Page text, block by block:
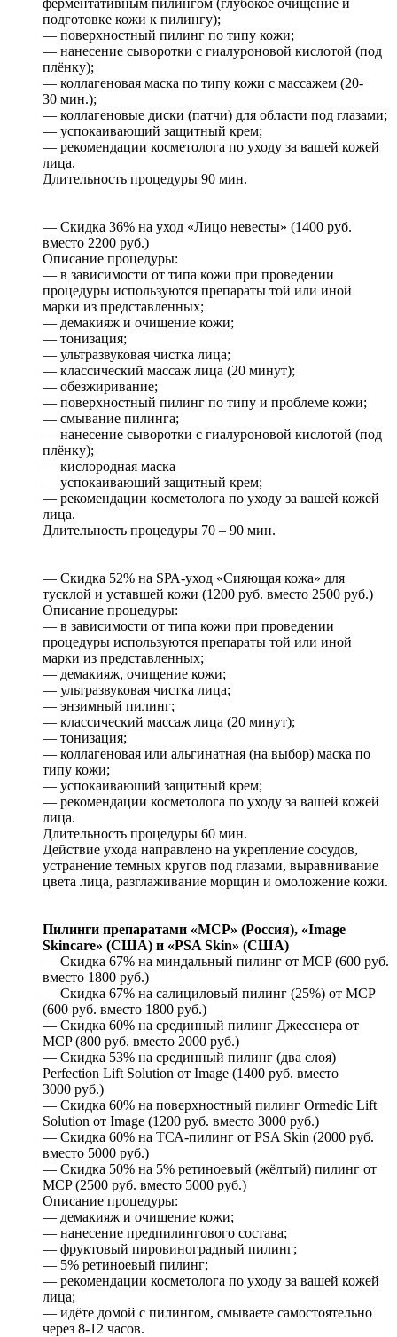
подготовке кожи к пилингу);
— поверхностный пилинг по типу кожи;
— нанесение сыворотки с гиалуроновой кислотой (под
плёнку);
— коллагеновая маска по типу кожи с массажем (20-
30 мин.);
— коллагеновые диски (патчи) для области под глазами;
— успокаивающий защитный крем;
— рекомендации косметолога по уходу за вашей кожей
лица.
Длительность процедуры 90 мин.
— Скидка 36% на уход «Лицо невесты» (1400 руб.
вместо 2200 руб.)
Описание процедуры:
— в зависимости от типа кожи при проведении
процедуры используются препараты той или иной
марки из представленных;
— демакияж и очищение кожи;
— тонизация;
— ультразвуковая чистка лица;
— классический массаж лица (20 минут);
— обезжиривание;
— поверхностный пилинг по типу и проблеме кожи;
— смывание пилинга;
— нанесение сыворотки с гиалуроновой кислотой (под
плёнку);
— кислородная маска
— успокаивающий защитный крем;
— рекомендации косметолога по уходу за вашей кожей
лица.
Длительность процедуры 70 – 90 мин.
— Скидка 52% на SРА-уход «Сияющая кожа» для
тусклой и уставшей кожи (1200 руб. вместо 2500 руб.)
Описание процедуры:
— в зависимости от типа кожи при проведении
процедуры используются препараты той или иной
марки из представленных;
— демакияж, очищение кожи;
— ультразвуковая чистка лица;
— энзимный пилинг;
— классический массаж лица (20 минут);
— тонизация;
— коллагеновая или альгинатная (на выбор) маска по
типу кожи;
— успокаивающий защитный крем;
— рекомендации косметолога по уходу за вашей кожей
лица.
Длительность процедуры 60 мин.
Действие ухода направлено на укрепление сосудов,
устранение темных кругов под глазами, выравнивание
цвета лица, разглаживание морщин и омоложение кожи.
Пилинги препаратами «MCP» (Россия), «Image
Skincare» (США) и «PSA Skin» (США)
— Скидка 67% на миндальный пилинг от MCP (600 руб.
вместо 1800 руб.)
— Скидка 67% на салициловый пилинг (25%) от MCP
(600 руб. вместо 1800 руб.)
— Скидка 60% на срединный пилинг Джесснера от
MCP (800 руб. вместо 2000 руб.)
— Скидка 53% на срединный пилинг (два слоя)
Perfection Lift Solution от Image (1400 руб. вместо
3000 руб.)
— Скидка 60% на поверхностный пилинг Ormedic Lift
Solution от Image (1200 руб. вместо 3000 руб.)
— Скидка 60% на ТСА-пилинг от PSA Skin (2000 руб.
вместо 5000 руб.)
— Скидка 50% на 5% ретиноевый (жёлтый) пилинг от
MCP (2500 руб. вместо 5000 руб.)
Описание процедуры:
— демакияж и очищение кожи;
— нанесение предпилингового состава;
— фруктовый пировиноградный пилинг;
— 5% ретиноевый пилинг;
— рекомендации косметолога по уходу за вашей кожей
лица;
— идёте домой с пилингом, смываете самостоятельно
через 8-12 часов.